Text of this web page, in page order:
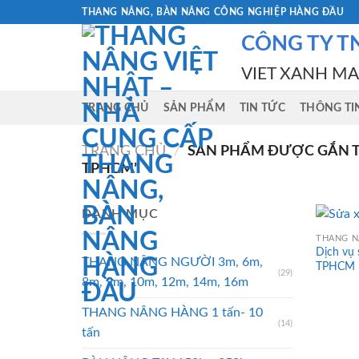
THANG NÂNG, BÀN NÂNG CÔNG NGHIỆP HÀNG ĐẦU
CÔNG TY
VIET XANH
TRANG CHỦ SẢN PHẨM TIN TỨC THÔNG
TRANG CHỦ / SẢN PHẨM ĐƯỢC GẮN
TPHCM”
DANH MỤC
THANG NÂNG NGƯỜI 3m, 6m,
8m, 9m, 10m, 12m, 14m, 16m
(29)
THANG NÂNG HÀNG 1 tấn- 10
tấn
(14)
THANG
Dịch vụ
TPHCM